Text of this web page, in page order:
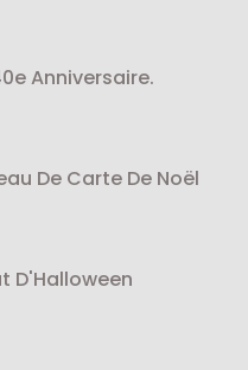
Anniversaire.
De Carte De Noël
D'Halloween